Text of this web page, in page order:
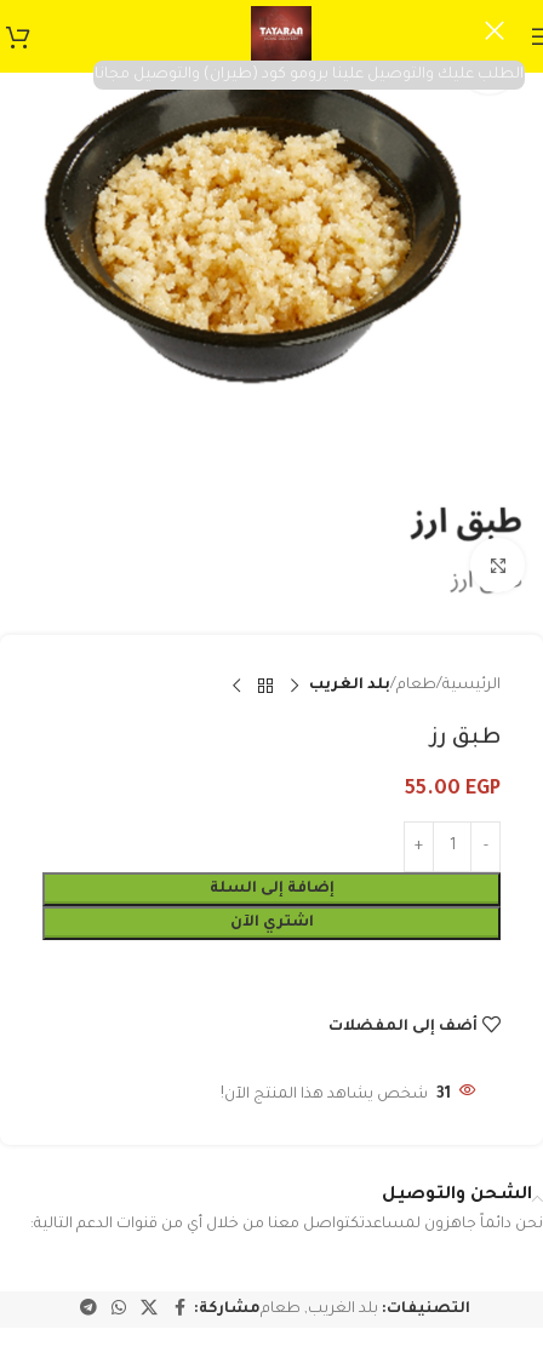
الطلب عليك والتوصيل علينا برومو كود (طيران) والتوصيل مجانا
الرئيسية طعام بلد الغريب
طبق رز
55.00 EGP
إضافة إلى السلة
اشتري الآن
أضف إلى المفضلات
31 شخص يشاهد هذا المنتج الآن!
الشحن والتوصيل
نحن دائماً جاهزون لمساعدتكتواصل معنا من خلال أي من قنوات الدعم التالية:
التصنيفات: بلد الغريب, طعاممشاركة: